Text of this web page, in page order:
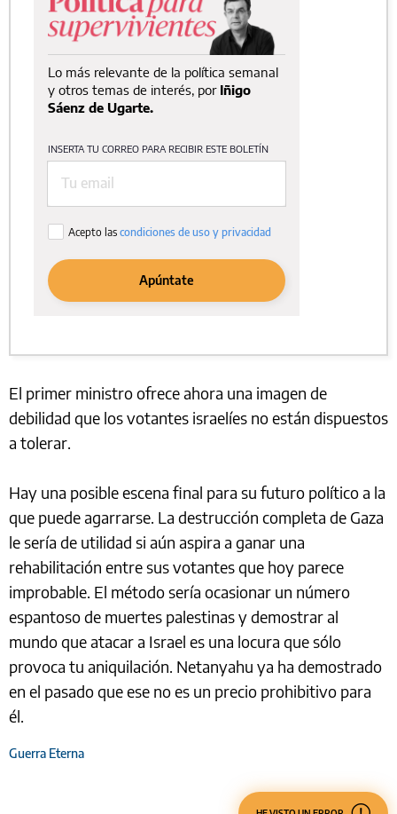
El primer ministro ofrece ahora una imagen de
debilidad que los votantes israelíes no están dispuestos
a tolerar.
Hay una posible escena final para su futuro político a la
que puede agarrarse. La destrucción completa de Gaza
le sería de utilidad si aún aspira a ganar una
rehabilitación entre sus votantes que hoy parece
improbable. El método sería ocasionar un número
espantoso de muertes palestinas y demostrar al
mundo que atacar a Israel es una locura que sólo
provoca tu aniquilación. Netanyahu ya ha demostrado
en el pasado que ese no es un precio prohibitivo para
él.
Guerra Eterna